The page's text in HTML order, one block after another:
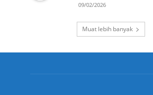
09/02/2026
Muat lebih banyak